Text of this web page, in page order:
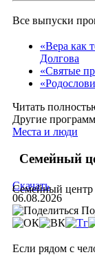
Все выпуски
«Вера как
Долгова
«Святые
Читать
Другие
Места и люди
Семейный
Семейный центр
Скачать
06.08.2026
Если рядом с